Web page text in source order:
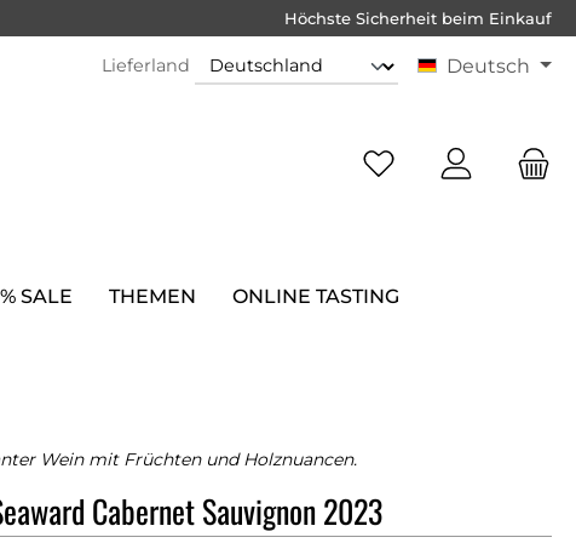
Höchste Sicherheit beim Einkauf
Lieferland Deutsch
% SALE THEMEN ONLINE TASTING
Wein mit Früchten und Holznuancen.
Cabernet Sauvignon 2023